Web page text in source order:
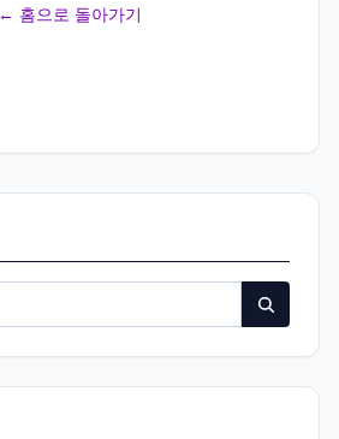
← 홈으로 돌아가기